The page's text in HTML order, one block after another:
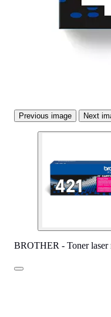
Previous image Next
BROTHER - Toner laser